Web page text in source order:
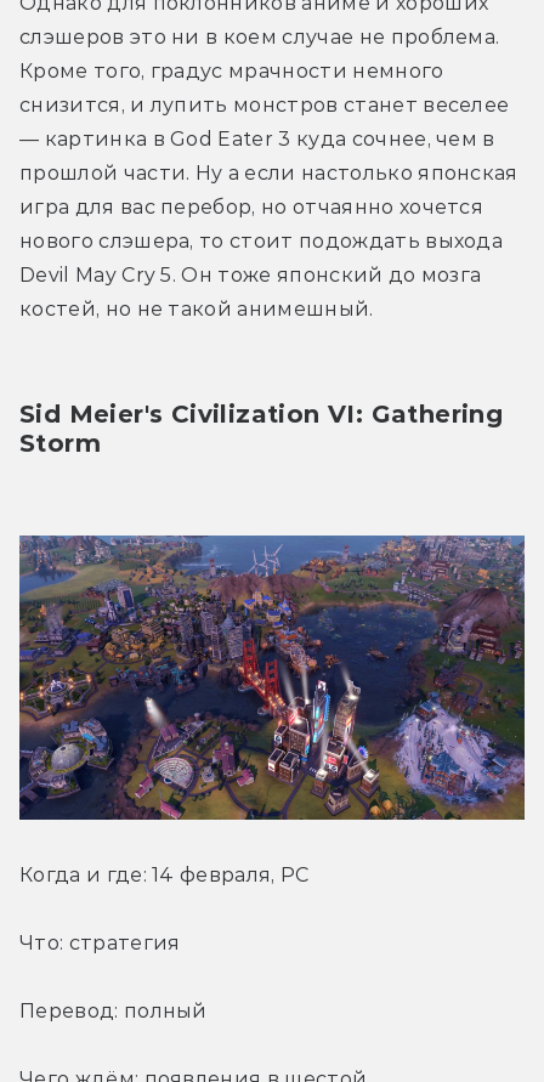
слэшеров это ни в коем случае не проблема.
Кроме того, градус мрачности немного
снизится, и лупить монстров станет веселее
— картинка в God Eater 3 куда сочнее, чем в
прошлой части. Ну а если настолько японская
игра для вас перебор, но отчаянно хочется
нового слэшера, то стоит подождать выхода
Devil May Cry 5. Он тоже японский до мозга
костей, но не такой анимешный.
Sid Meier's Civilization VI: Gathering
Storm
Когда и где: 14 февраля, PC
Что: стратегия
Перевод: полный